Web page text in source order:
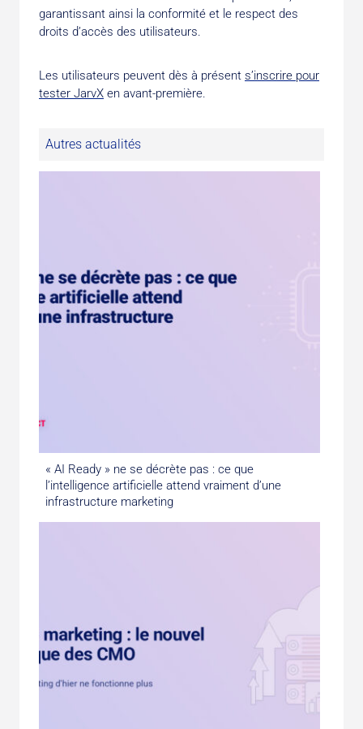
garantissant ainsi la conformité et le respect des
droits d’accès des utilisateurs.
Les utilisateurs peuvent dès à présent s’inscrire pour
tester JarvX en avant-première.
Autres actualités
« AI Ready » ne se décrète pas : ce que
l’intelligence artificielle attend vraiment d’une
infrastructure marketing